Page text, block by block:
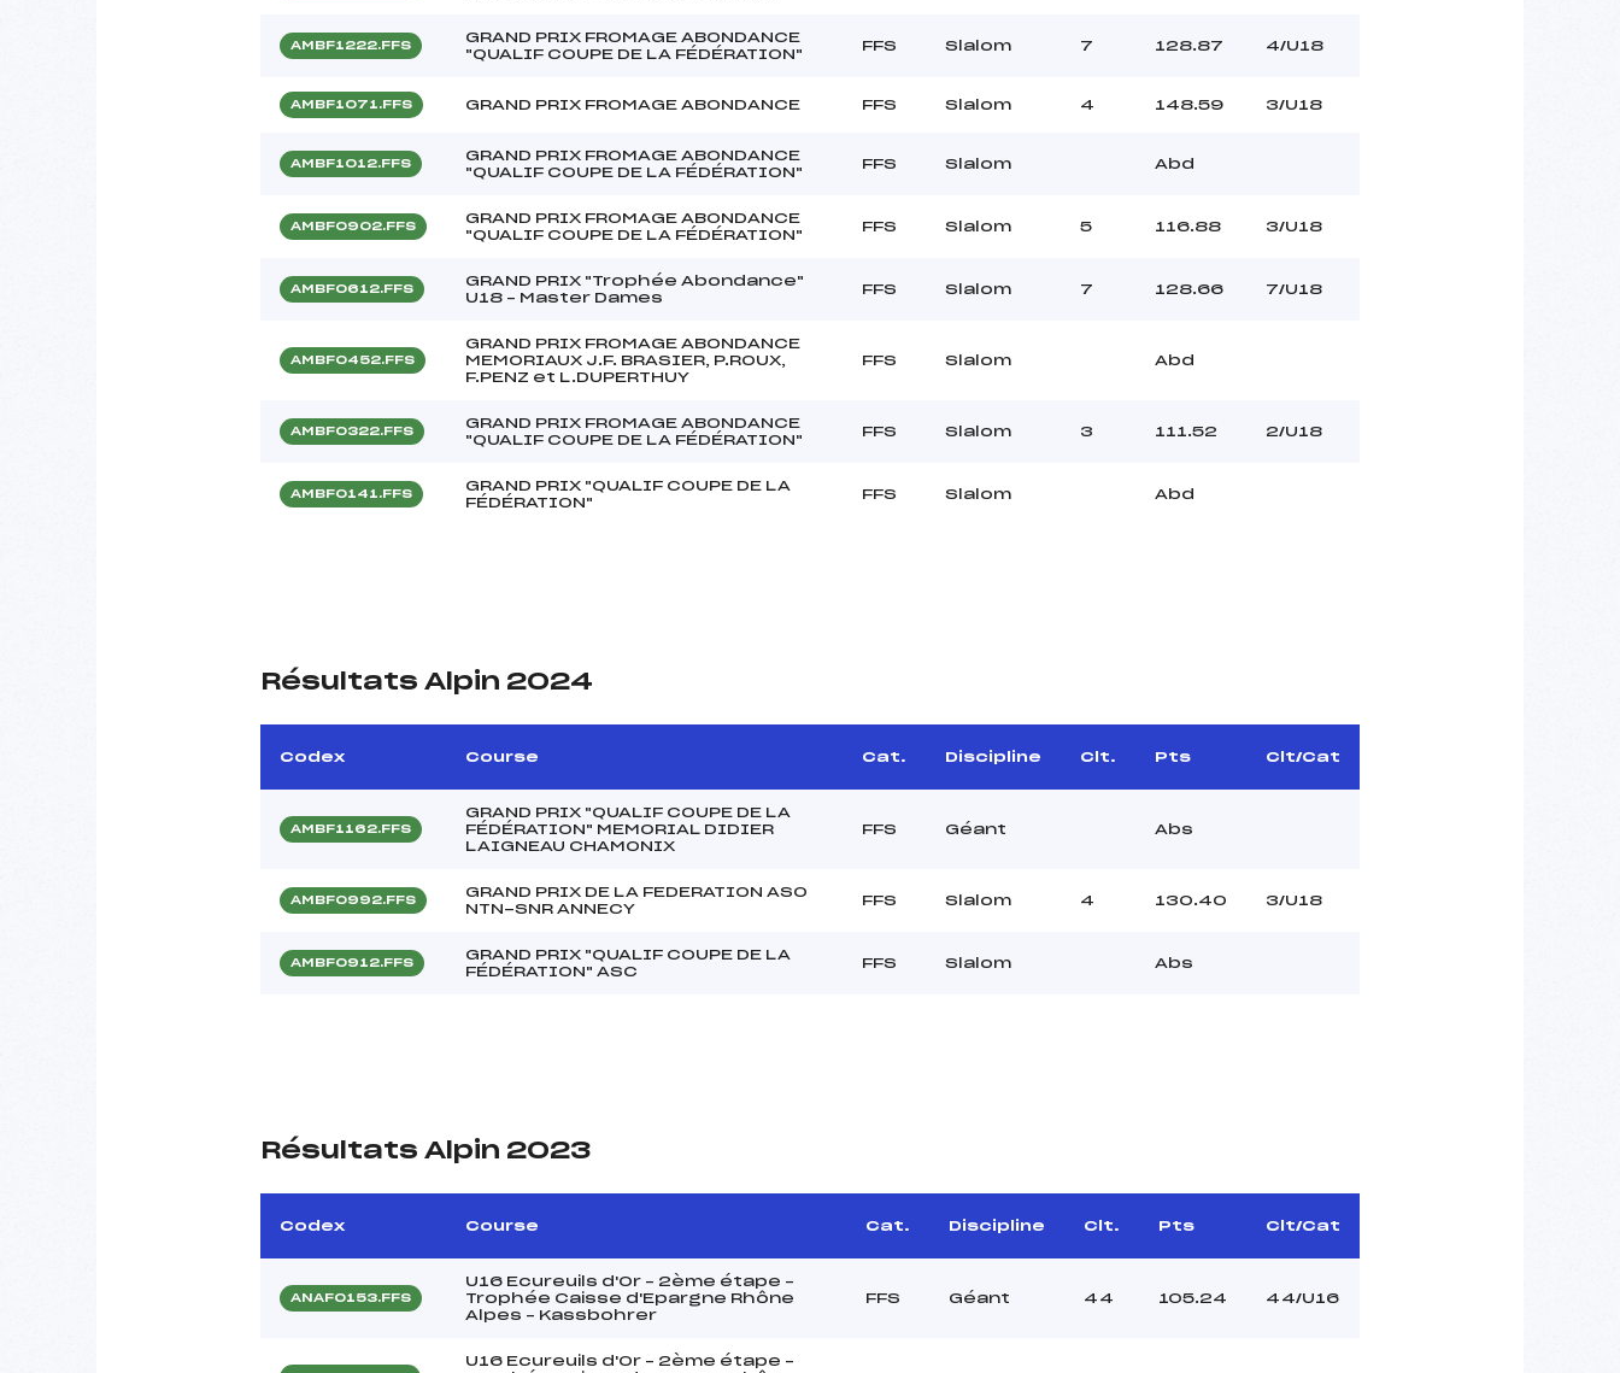
AMBF1222.FFS
GRAND PRIX FROMAGE ABONDANCE
"QUALIF COUPE DE LA FÉDÉRATION"
FFS Slalom 7 128.87 4/U18
AMBF1071.FFS GRAND PRIX FROMAGE ABONDANCE FFS Slalom 4 148.59 3/U18
AMBF1012.FFS
GRAND PRIX FROMAGE ABONDANCE
"QUALIF COUPE DE LA FÉDÉRATION"
FFS Slalom Abd
AMBF0902.FFS
GRAND PRIX FROMAGE ABONDANCE
"QUALIF COUPE DE LA FÉDÉRATION"
FFS Slalom 5 116.88 3/U18
AMBF0612.FFS
GRAND PRIX "Trophée Abondance"
U18 – Master Dames
FFS Slalom 7 128.66 7/U18
AMBF0452.FFS
GRAND PRIX FROMAGE ABONDANCE
MEMORIAUX J.F. BRASIER, P.ROUX,
F.PENZ et L.DUPERTHUY
FFS Slalom Abd
AMBF0322.FFS
GRAND PRIX FROMAGE ABONDANCE
"QUALIF COUPE DE LA FÉDÉRATION"
FFS Slalom 3 111.52 2/U18
AMBF0141.FFS
GRAND PRIX "QUALIF COUPE DE LA
FÉDÉRATION"
FFS Slalom Abd
Résultats Alpin 2024
Codex Course Cat. Discipline Clt. Pts Clt/Cat
AMBF1162.FFS
GRAND PRIX "QUALIF COUPE DE LA
FÉDÉRATION" MEMORIAL DIDIER
LAIGNEAU CHAMONIX
FFS Géant Abs
AMBF0992.FFS
GRAND PRIX DE LA FEDERATION ASO
NTN-SNR ANNECY
FFS Slalom 4 130.40 3/U18
AMBF0912.FFS
GRAND PRIX "QUALIF COUPE DE LA
FÉDÉRATION" ASC
FFS Slalom Abs
Résultats Alpin 2023
Codex Course Cat. Discipline Clt. Pts Clt/Cat
ANAF0153.FFS
U16 Ecureuils d'Or – 2ème étape –
Trophée Caisse d'Epargne Rhône
Alpes – Kassbohrer
FFS Géant 44 105.24 44/U16
U16 Ecureuils d'Or – 2ème étape –